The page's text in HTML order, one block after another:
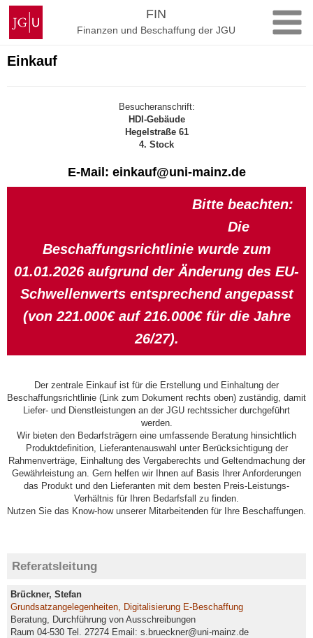
Zum
Inhalt
springen
Johannes
Gutenberg-
Universität
Mainz
FIN
Finanzen und Beschaffung der JGU
Einkauf
Besucheranschrift:
HDI-Gebäude
Hegelstraße 61
4. Stock
E-Mail: einkauf@uni-mainz.de
Bitte beachten:
Die
Beschaffungsrichtlinie wurde zum
01.01.2026 aufgrund der Änderung des EU-
Schwellenwerts entsprechend angepasst
(von 221.000€ auf 216.000€ für die Jahre
26/27).
Der zentrale Einkauf ist für die Erstellung und Einhaltung der
Beschaffungsrichtlinie (Link zum Dokument rechts oben) zuständig, damit
Liefer- und Dienstleistungen an der JGU rechtssicher durchgeführt
werden.
Wir bieten den Bedarfsträgern eine umfassende Beratung hinsichtlich
Produktdefinition, Lieferantenauswahl unter Berücksichtigung der
Rahmenverträge, Einhaltung des Vergaberechts und Geltendmachung der
Gewährleistung an. Gern helfen wir Ihnen auf Basis Ihrer Anforderungen
das Produkt und den Lieferanten mit dem besten Preis-Leistungs-
Verhältnis für Ihren Bedarfsfall zu finden.
Nutzen Sie das Know-how unserer Mitarbeitenden für Ihre Beschaffungen.
Referatsleitung
Brückner, Stefan
Grundsatzangelegenheiten, Digitalisierung E-Beschaffung
Beratung, Durchführung von Ausschreibungen
Raum 04-530 Tel. 27274 Email: s.brueckner@uni-mainz.de